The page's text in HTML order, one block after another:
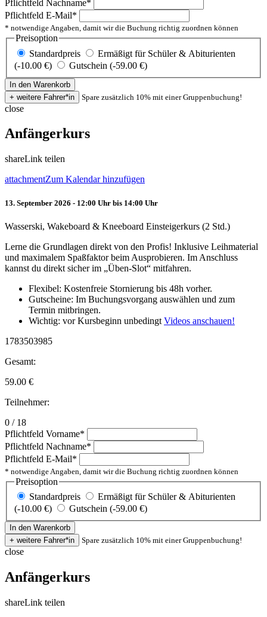
Pflichtfeld Nachname*
Pflichtfeld E-Mail*
* notwendige Angaben, damit wir die Buchung richtig zuordnen können
Preisoption
Standardpreis
Ermäßigt für Schüler & Abiturienten
(-10.00 €)
Gutschein (-59.00 €)
Spare zusätzlich 10% mit einer Gruppenbuchung!
close
Anfängerkurs
shareLink teilen
attachmentZum Kalendar hinzufügen
13. September 2026 - 12:00 Uhr bis 14:00 Uhr
Wasserski, Wakeboard & Kneeboard Einsteigerkurs (2 Std.)
Lerne die Grundlagen direkt von den Profis! Inklusive Leihmaterial
und maximalem Spaßfaktor beim Ausprobieren. Im Anschluss
kannst du direkt sicher im „Üben-Slot“ mitfahren.
Flexibel: Kostenfreie Stornierung bis 48h vorher.
Gutscheine: Im Buchungsvorgang auswählen und zum
Termin mitbringen.
Wichtig: vor Kursbeginn unbedingt Videos anschauen!
1783503985
Gesamt:
59.00 €
Teilnehmer:
0 / 18
Pflichtfeld Vorname*
Pflichtfeld Nachname*
Pflichtfeld E-Mail*
* notwendige Angaben, damit wir die Buchung richtig zuordnen können
Preisoption
Standardpreis
Ermäßigt für Schüler & Abiturienten
(-10.00 €)
Gutschein (-59.00 €)
Spare zusätzlich 10% mit einer Gruppenbuchung!
close
Anfängerkurs
shareLink teilen